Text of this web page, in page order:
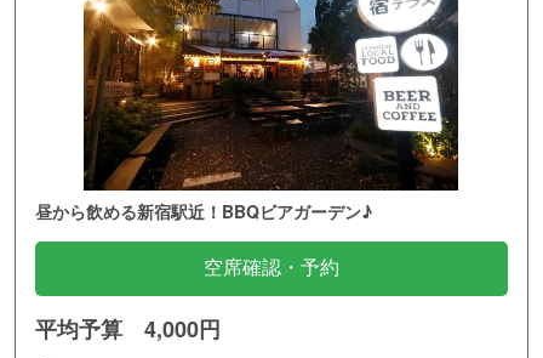
昼から飲める新宿駅近！BBQビアガーデン♪
空席確認・予約
平均予算 4,000円